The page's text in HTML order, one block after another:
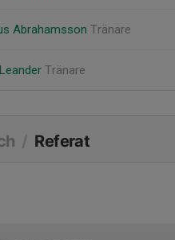
Abrahamsson Tränare
Tränare
Referat